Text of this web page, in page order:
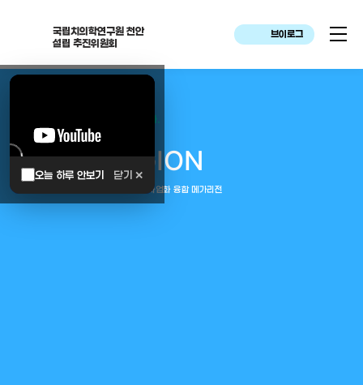
국립치의학연구원 천안
설립 추진위원회
브이로그
오늘 하루 안보기 닫기 ✕
대한민국은 두번이나 약속하였습니다.
MEGAREGION
중부권 전체를 잇는 연구–임상–평가–사업화 융합 메가리전